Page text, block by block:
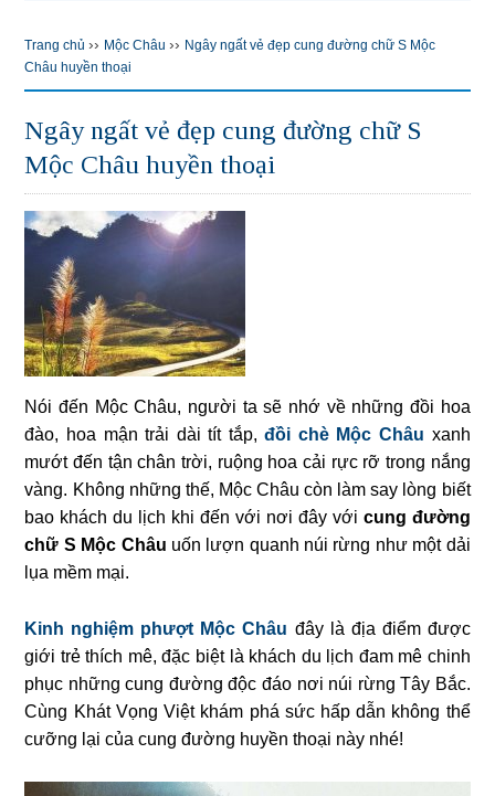
Trang chủ ›› Mộc Châu ›› Ngây ngất vẻ đẹp cung đường chữ S Mộc
Châu huyền thoại
Ngây ngất vẻ đẹp cung đường chữ S
Mộc Châu huyền thoại
Nói đến Mộc Châu, người ta sẽ nhớ về những đồi hoa
đào, hoa mận trải dài tít tắp,đồi chè Mộc Châu xanh
mướt đến tận chân trời, ruộng hoa cải rực rỡ trong nắng
vàng. Không những thế, Mộc Châu còn làm say lòng biết
bao khách du lịch khi đến với nơi đây với cung đường
chữ S Mộc Châu uốn lượn quanh núi rừng như một dải
lụa mềm mại.
Kinh nghiệm phượt Mộc Châu đây là địa điểm được
giới trẻ thích mê, đặc biệt là khách du lịch đam mê chinh
phục những cung đường độc đáo nơi núi rừng Tây Bắc.
Cùng Khát Vọng Việt khám phá sức hấp dẫn không thể
cưỡng lại của cung đường huyền thoại này nhé!